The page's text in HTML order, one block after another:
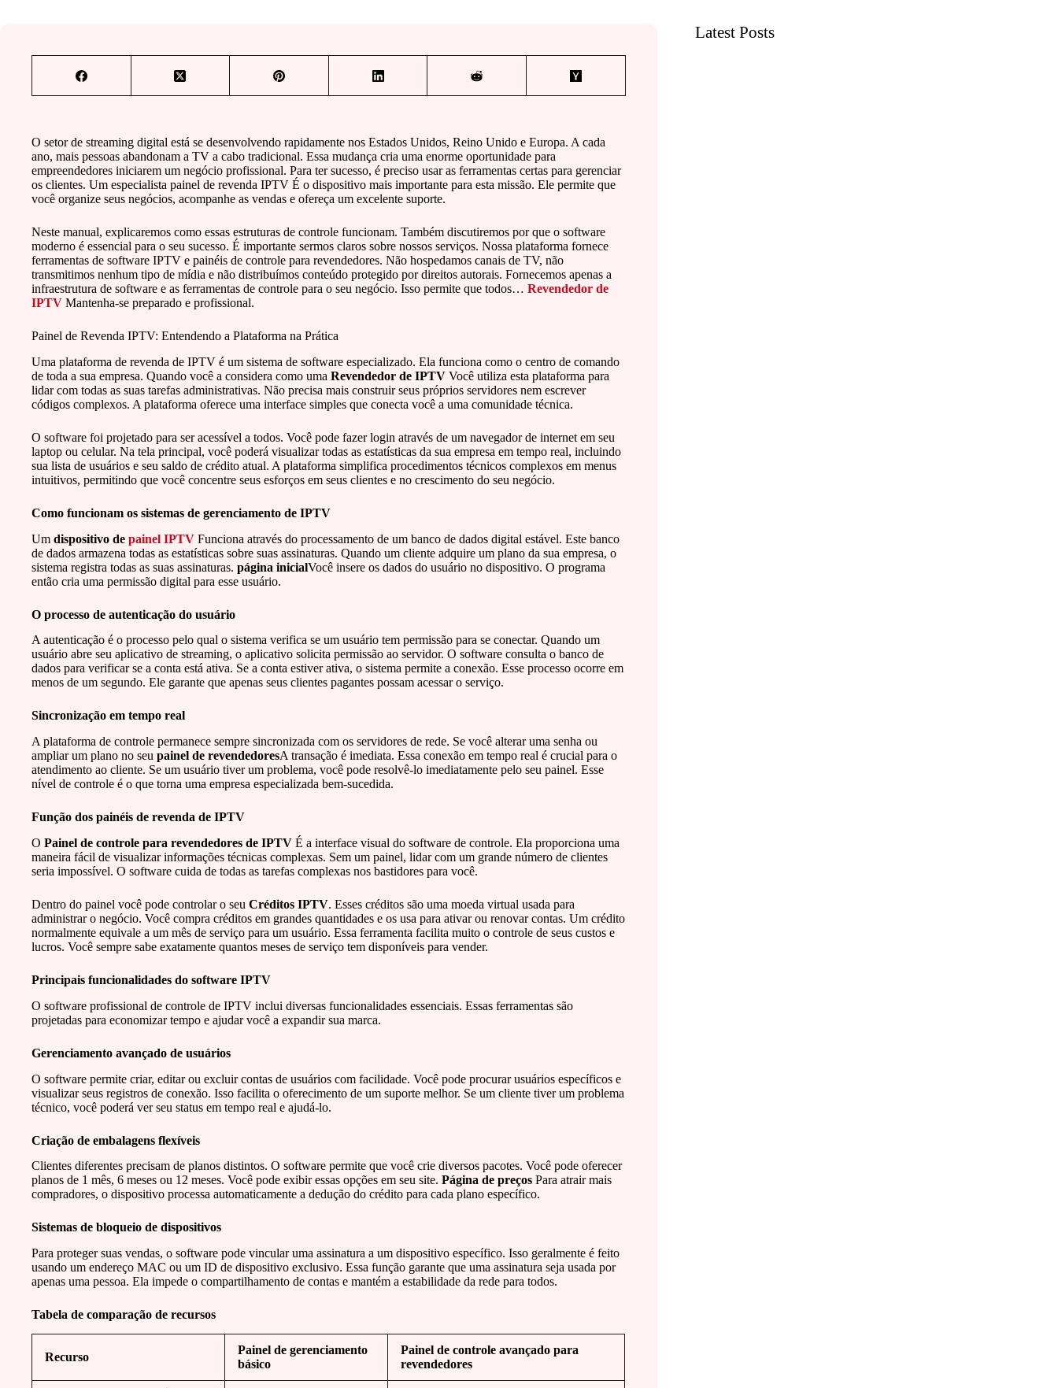
O setor de streaming digital está se desenvolvendo rapidamente nos Estados Unidos, Reino Unido e Europa. A cada
ano, mais pessoas abandonam a TV a cabo tradicional. Essa mudança cria uma enorme oportunidade para
empreendedores iniciarem um negócio profissional. Para ter sucesso, é preciso usar as ferramentas certas para gerenciar
os clientes. Um especialista painel de revenda IPTV É o dispositivo mais importante para esta missão. Ele permite que
você organize seus negócios, acompanhe as vendas e ofereça um excelente suporte.
Neste manual, explicaremos como essas estruturas de controle funcionam. Também discutiremos por que o software
moderno é essencial para o seu sucesso. É importante sermos claros sobre nossos serviços. Nossa plataforma fornece
ferramentas de software IPTV e painéis de controle para revendedores. Não hospedamos canais de TV, não
transmitimos nenhum tipo de mídia e não distribuímos conteúdo protegido por direitos autorais. Fornecemos apenas a
infraestrutura de software e as ferramentas de controle para o seu negócio. Isso permite que todos… Revendedor de
IPTV Mantenha-se preparado e profissional.
Painel de Revenda IPTV: Entendendo a Plataforma na Prática
Uma plataforma de revenda de IPTV é um sistema de software especializado. Ela funciona como o centro de comando
de toda a sua empresa. Quando você a considera como uma Revendedor de IPTV Você utiliza esta plataforma para
lidar com todas as suas tarefas administrativas. Não precisa mais construir seus próprios servidores nem escrever
códigos complexos. A plataforma oferece uma interface simples que conecta você a uma comunidade técnica.
O software foi projetado para ser acessível a todos. Você pode fazer login através de um navegador de internet em seu
laptop ou celular. Na tela principal, você poderá visualizar todas as estatísticas da sua empresa em tempo real, incluindo
sua lista de usuários e seu saldo de crédito atual. A plataforma simplifica procedimentos técnicos complexos em menus
intuitivos, permitindo que você concentre seus esforços em seus clientes e no crescimento do seu negócio.
Como funcionam os sistemas de gerenciamento de IPTV
Um dispositivo de painel IPTV Funciona através do processamento de um banco de dados digital estável. Este banco
de dados armazena todas as estatísticas sobre suas assinaturas. Quando um cliente adquire um plano da sua empresa, o
sistema registra todas as suas assinaturas. página inicialVocê insere os dados do usuário no dispositivo. O programa
então cria uma permissão digital para esse usuário.
O processo de autenticação do usuário
A autenticação é o processo pelo qual o sistema verifica se um usuário tem permissão para se conectar. Quando um
usuário abre seu aplicativo de streaming, o aplicativo solicita permissão ao servidor. O software consulta o banco de
dados para verificar se a conta está ativa. Se a conta estiver ativa, o sistema permite a conexão. Esse processo ocorre em
menos de um segundo. Ele garante que apenas seus clientes pagantes possam acessar o serviço.
Sincronização em tempo real
A plataforma de controle permanece sempre sincronizada com os servidores de rede. Se você alterar uma senha ou
ampliar um plano no seu painel de revendedoresA transação é imediata. Essa conexão em tempo real é crucial para o
atendimento ao cliente. Se um usuário tiver um problema, você pode resolvê-lo imediatamente pelo seu painel. Esse
nível de controle é o que torna uma empresa especializada bem-sucedida.
Função dos painéis de revenda de IPTV
O Painel de controle para revendedores de IPTV É a interface visual do software de controle. Ela proporciona uma
maneira fácil de visualizar informações técnicas complexas. Sem um painel, lidar com um grande número de clientes
seria impossível. O software cuida de todas as tarefas complexas nos bastidores para você.
Dentro do painel você pode controlar o seu Créditos IPTV. Esses créditos são uma moeda virtual usada para
administrar o negócio. Você compra créditos em grandes quantidades e os usa para ativar ou renovar contas. Um crédito
normalmente equivale a um mês de serviço para um usuário. Essa ferramenta facilita muito o controle de seus custos e
lucros. Você sempre sabe exatamente quantos meses de serviço tem disponíveis para vender.
Principais funcionalidades do software IPTV
O software profissional de controle de IPTV inclui diversas funcionalidades essenciais. Essas ferramentas são
projetadas para economizar tempo e ajudar você a expandir sua marca.
Gerenciamento avançado de usuários
O software permite criar, editar ou excluir contas de usuários com facilidade. Você pode procurar usuários específicos e
visualizar seus registros de conexão. Isso facilita o oferecimento de um suporte melhor. Se um cliente tiver um problema
técnico, você poderá ver seu status em tempo real e ajudá-lo.
Criação de embalagens flexíveis
Clientes diferentes precisam de planos distintos. O software permite que você crie diversos pacotes. Você pode oferecer
planos de 1 mês, 6 meses ou 12 meses. Você pode exibir essas opções em seu site. Página de preços Para atrair mais
compradores, o dispositivo processa automaticamente a dedução do crédito para cada plano específico.
Sistemas de bloqueio de dispositivos
Para proteger suas vendas, o software pode vincular uma assinatura a um dispositivo específico. Isso geralmente é feito
usando um endereço MAC ou um ID de dispositivo exclusivo. Essa função garante que uma assinatura seja usada por
apenas uma pessoa. Ela impede o compartilhamento de contas e mantém a estabilidade da rede para todos.
Tabela de comparação de recursos
Recurso
Painel de gerenciamento
básico
Painel de controle avançado para
revendedores
Latest Posts